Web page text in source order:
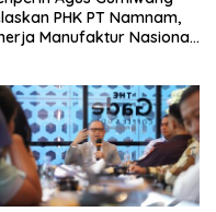
PHK PT Namnam,
Manufaktur Nasional